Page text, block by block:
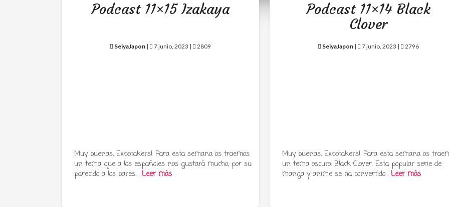
Podcast 11×15 Izakaya
SeiyaJapon | 7 junio, 2023 | 2809
Muy buenas, Expotakers! Para esta semana os traemos
un tema que a los españoles nos gustará mucho, por su
parecido a los bares:…Leer más
Podcast 11×14 Black
Clover
SeiyaJapon | 7 junio, 2023 | 2796
Muy buenas, Expotakers! Para esta semana os
un tema oscuro: Black Clover. Esta popular serie de
manga y anime se ha convertido…Leer más